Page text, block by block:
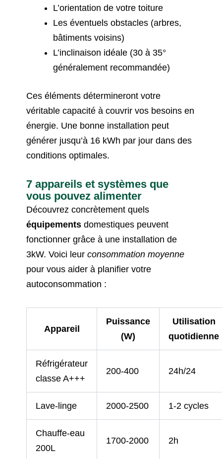
L’orientation de votre toiture
Les éventuels obstacles (arbres,
bâtiments voisins)
L’inclinaison idéale (30 à 35°
généralement recommandée)
Ces éléments détermineront votre
véritable capacité à couvrir vos besoins en
énergie. Une bonne installation peut
générer jusqu’à 16 kWh par jour dans des
conditions optimales.
7 appareils et systèmes que
vous pouvez alimenter
Découvrez concrètement quels
équipements domestiques peuvent
fonctionner grâce à une installation de
3kW. Voici leurconsommation moyenne
pour vous aider à planifier votre
autoconsommation :
Appareil
Puissance
(W)
Utilisation
quotidienne
Réfrigérateur
classe A+++
200-400 24h/24
Lave-linge 2000-2500 1-2 cycles
Chauffe-eau
200L
1700-2000 2h